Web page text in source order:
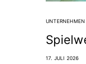
UNTERNEHMEN
17. JULI 2026